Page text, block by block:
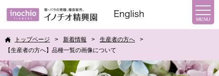
トップページ 新着情報
生産者の方へ
【生産者の方へ】品種一覧の画像について